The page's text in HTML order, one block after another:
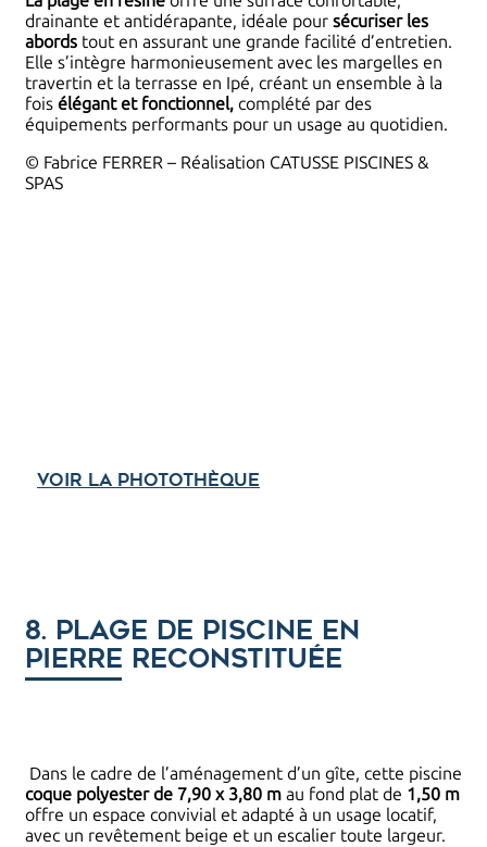
drainante et antidérapante, idéale pour sécuriser les
abords tout en assurant une grande facilité d’entretien.
Elle s’intègre harmonieusement avec les margelles en
travertin et la terrasse en Ipé, créant un ensemble à la
fois élégant et fonctionnel, complété par des
équipements performants pour un usage au quotidien.
© Fabrice FERRER – Réalisation CATUSSE PISCINES &
SPAS
Voir la photothèque
8. Plage de piscine en
pierre reconstituée
Dans le cadre de l’aménagement d’un gîte, cette piscine
coque polyester de 7,90 x 3,80 m au fond plat de 1,50 m
offre un espace convivial et adapté à un usage locatif,
avec un revêtement beige et un escalier toute largeur.